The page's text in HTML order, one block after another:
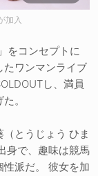
加入
をコンセプトに
ワンマンライブ
し、満員
。
とうじょう ひま
身で、趣味は競馬
派だ。 彼女を加